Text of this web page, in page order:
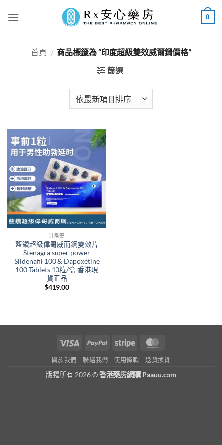
0
首頁 / 商品標籤為 “印度超級雙效威爾鋼價格”
篩選
壯陽藥
藍鑽超級偉哥威而鋼雙效片
Stenagra super power
Sildenafil 100 & Dapoxetine
100 Tablets 10粒/盒 香港現
貨正品
$419.00
Visa PayPal Stripe
關於我們 聯絡我們 使用條款 退貨換貨
版權所有 2026 ©香港藥房網購 Paauu.com